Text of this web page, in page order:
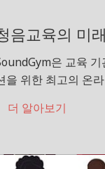
음교육의 미래
은 교육
을 위한 최고의 온
더 알아보기